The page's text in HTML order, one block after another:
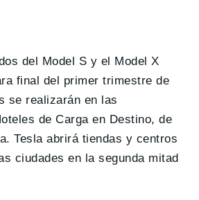
del Model S y el Model X
final del primer trimestre de
se realizarán en las
de Carga en Destino, de
Tesla abrirá tiendas y centros
ciudades en la segunda mitad